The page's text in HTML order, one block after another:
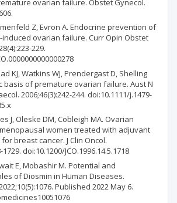
Z, Evron A. Endocrine prevention of
ovarian failure. Curr Opin Obstet
229.
KJ, Watkins WJ, Prendergast D, Shelling
basis of premature ovarian failure. Aust N
2006;46(3):242-244. doi:10.1111/j.1479-
J, Oleske DM, Cobleigh MA. Ovarian
women treated with adjuvant
breast cancer. J Clin Oncol.
1729. doi:10.1200/JCO.1996.14.5.1718
E, Mobashir M. Potential and
of Diosmin in Human Diseases.
Published 2022 May 6.